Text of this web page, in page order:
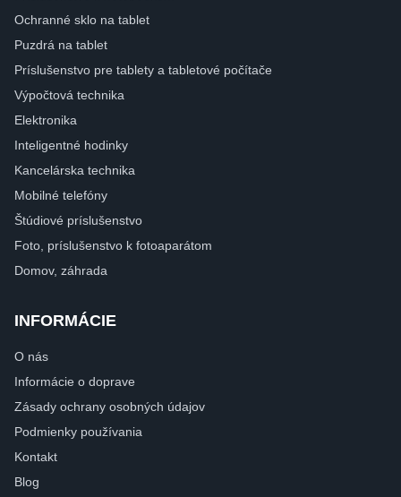
Ochranné sklo na tablet
Puzdrá na tablet
Príslušenstvo pre tablety a tabletové počítače
Výpočtová technika
Elektronika
Inteligentné hodinky
Kancelárska technika
Mobilné telefóny
Štúdiové príslušenstvo
Foto, príslušenstvo k fotoaparátom
Domov, záhrada
INFORMÁCIE
O nás
Informácie o doprave
Zásady ochrany osobných údajov
Podmienky používania
Kontakt
Blog